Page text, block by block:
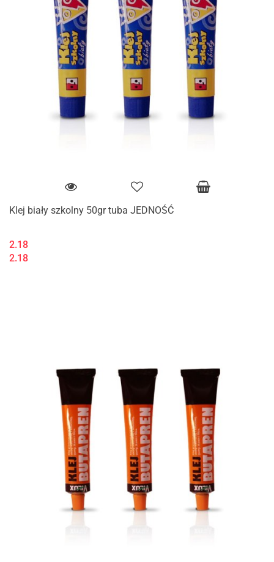
Klej biały szkolny 50gr tuba JEDNOŚĆ
2.18
2.18